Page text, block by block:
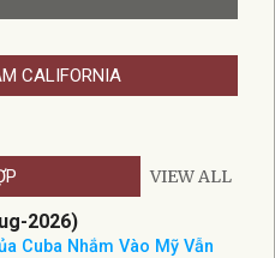
CALIFORNIA
VIEW ALL
2026)
Cuba Nhắm Vào Mỹ Vẫn